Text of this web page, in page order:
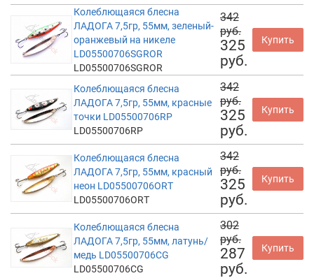
Колеблющаяся блесна
ЛАДОГА 7,5гр, 55мм, зеленый-
оранжевый на никеле
LD05500706SGROR
LD05500706SGROR
342
руб.
325
руб.
Купить
Колеблющаяся блесна
ЛАДОГА 7,5гр, 55мм, красные
точки LD05500706RP
LD05500706RP
342
руб.
325
руб.
Купить
Колеблющаяся блесна
ЛАДОГА 7,5гр, 55мм, красный
неон LD05500706ORT
LD05500706ORT
342
руб.
325
руб.
Купить
Колеблющаяся блесна
ЛАДОГА 7,5гр, 55мм, латунь/
медь LD05500706CG
LD05500706CG
302
руб.
287
руб.
Купить